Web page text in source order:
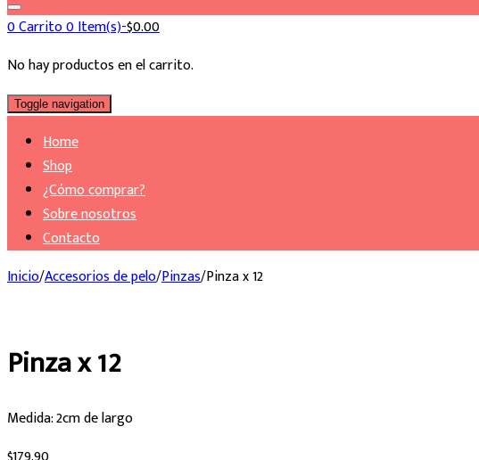
0Carrito0 Item(s)-$0.00
No hay productos en el carrito.
Toggle navigation
Home
Shop
¿Cómo comprar?
Sobre nosotros
Contacto
Inicio/Accesorios de pelo/Pinzas/Pinza x 12
Pinza x 12
Medida: 2cm de largo